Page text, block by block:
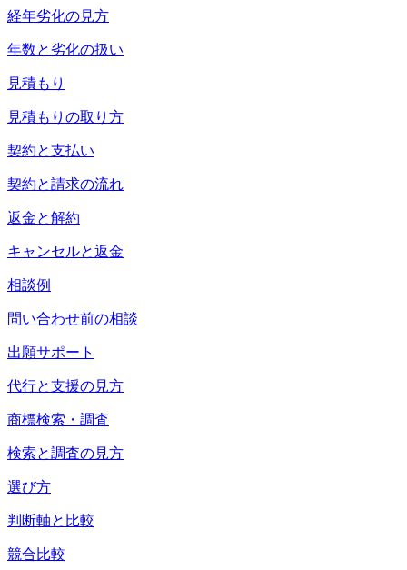
経年劣化の見方
年数と劣化の扱い
見積もり
見積もりの取り方
契約と支払い
契約と請求の流れ
返金と解約
キャンセルと返金
相談例
問い合わせ前の相談
出願サポート
代行と支援の見方
商標検索・調査
検索と調査の見方
選び方
判断軸と比較
競合比較